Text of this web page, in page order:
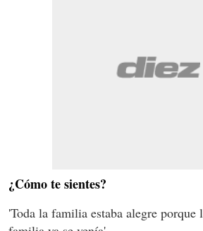
¿Cómo te sientes?
'Toda la familia estaba alegre porque